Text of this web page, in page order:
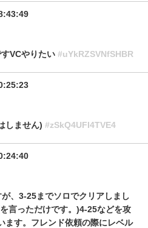
VCやりたい #uYkRZSVNfSHBR
しません) #zSkQ4UFI4TVE4
、3-25までソロでクリアしまし
言っただけです。)4-25などを攻
ます。フレンド依頼の際にレベル